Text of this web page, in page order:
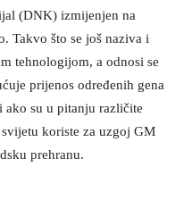
(DNK) izmijenjen na
Takvo što se još naziva i
tehnologijom, a odnosi se
prijenos određenih gena
ako su u pitanju različite
koriste za uzgoj GM
prehranu.